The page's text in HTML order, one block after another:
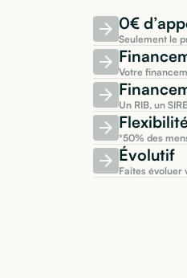
0€
Seulement le
Votre
Un RIB, un
*50% des
Évolutif
Faites évoluer